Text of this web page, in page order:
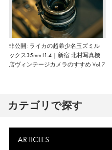
非公開: ライカの超希少名玉ズミル
ックス35mm f1.4｜新宿 北村写真機
店ヴィンテージカメラのすすめ Vol.7
カテゴリで探す
ARTICLES